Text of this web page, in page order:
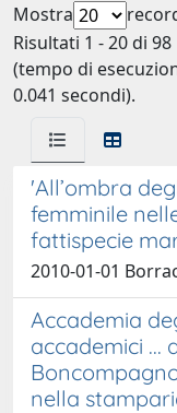
Mostra
Risultati 1 - 20 di 98
(tempo di
0.041 secondi).
'All’ombra
femminile
fattispecie
2010-01-01
Accademia
accademici ...
nella